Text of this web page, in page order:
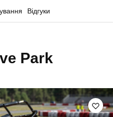
Відгуки
Park